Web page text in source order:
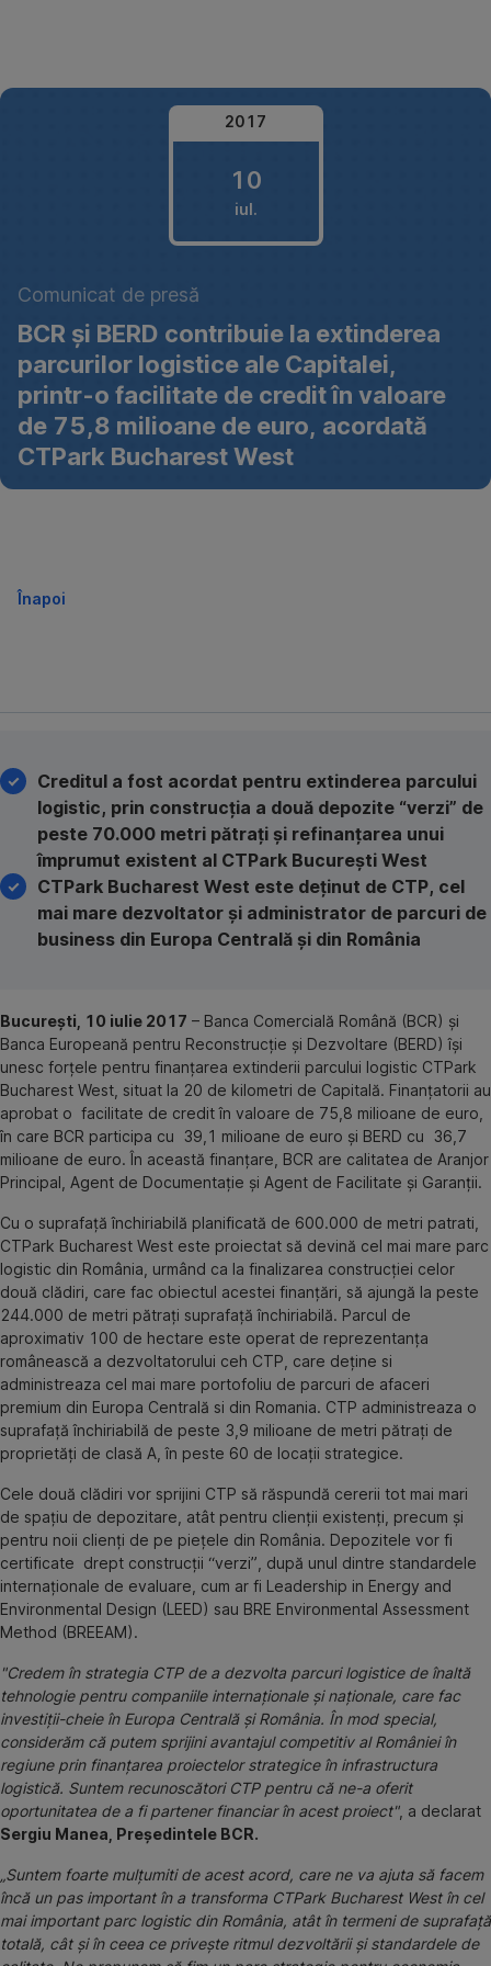
2017
10
iul.
10
2017
Comunicat de presă
BCR și BERD contribuie la extinderea
parcurilor logistice ale Capitalei,
printr-o facilitate de credit în valoare
de 75,8 milioane de euro, acordată
CTPark Bucharest West
Înapoi
Creditul a fost acordat pentru extinderea parcului
logistic, prin construcția a două depozite “verzi” de
peste 70.000 metri pătrați și refinanțarea unui
împrumut existent al CTPark București West
CTPark Bucharest West este deținut de CTP, cel
mai mare dezvoltator și administrator de parcuri de
business din Europa Centrală și din România
București, 10 iulie 2017 – Banca Comercială Română (BCR) și
Banca Europeană pentru Reconstrucție și Dezvoltare (BERD) își
unesc forțele pentru finanțarea extinderii parcului logistic CTPark
Bucharest West, situat la 20 de kilometri de Capitală. Finanțatorii au
aprobat o facilitate de credit în valoare de 75,8 milioane de euro,
în care BCR participa cu 39,1 milioane de euro și BERD cu 36,7
milioane de euro. În această finanțare, BCR are calitatea de Aranjor
Principal, Agent de Documentație și Agent de Facilitate și Garanții.
Cu o suprafață închiriabilă planificată de 600.000 de metri patrati,
CTPark Bucharest West este proiectat să devină cel mai mare parc
logistic din România, urmând ca la finalizarea construcției celor
două clădiri, care fac obiectul acestei finanțări, să ajungă la peste
244.000 de metri pătrați suprafață închiriabilă. Parcul de
aproximativ 100 de hectare este operat de reprezentanța
românească a dezvoltatorului ceh CTP, care deține si
administreaza cel mai mare portofoliu de parcuri de afaceri
premium din Europa Centrală si din Romania. CTP administreaza o
suprafață închiriabilă de peste 3,9 milioane de metri pătrați de
proprietăți de clasă A, în peste 60 de locații strategice.
Cele două clădiri vor sprijini CTP să răspundă cererii tot mai mari
de spațiu de depozitare, atât pentru clienții existenți, precum și
pentru noii clienți de pe piețele din România. Depozitele vor fi
certificate drept construcții “verzi”, după unul dintre standardele
internaționale de evaluare, cum ar fi Leadership in Energy and
Environmental Design (LEED) sau BRE Environmental Assessment
Method (BREEAM).
"Credem în strategia CTP de a dezvolta parcuri logistice de înaltă
tehnologie pentru companiile internaționale și naționale, care fac
investiții-cheie în Europa Centrală și România. În mod special,
considerăm că putem sprijini avantajul competitiv al României în
regiune prin finanțarea proiectelor strategice în infrastructura
logistică. Suntem recunoscători CTP pentru că ne-a oferit
oportunitatea de a fi partener financiar în acest proiect", a declarat
Sergiu Manea, Președintele BCR.
„Suntem foarte mulțumiti de acest acord, care ne va ajuta să facem
încă un pas important în a transforma CTPark Bucharest West în cel
mai important parc logistic din România, atât în termeni de suprafață
totală, cât și în ceea ce privește ritmul dezvoltării și standardele de